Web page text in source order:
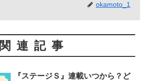
okamoto_1
関連記事
『ステージＳ』連載いつから？ど